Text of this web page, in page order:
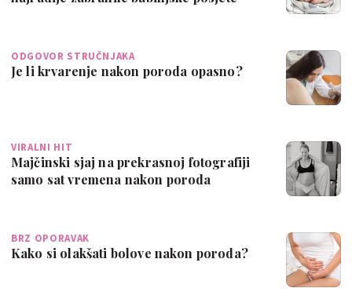
ODGOVOR STRUČNJAKA
Je li krvarenje nakon poroda opasno?
VIRALNI HIT
Majčinski sjaj na prekrasnoj fotografiji
samo sat vremena nakon poroda
BRZ OPORAVAK
Kako si olakšati bolove nakon poroda?